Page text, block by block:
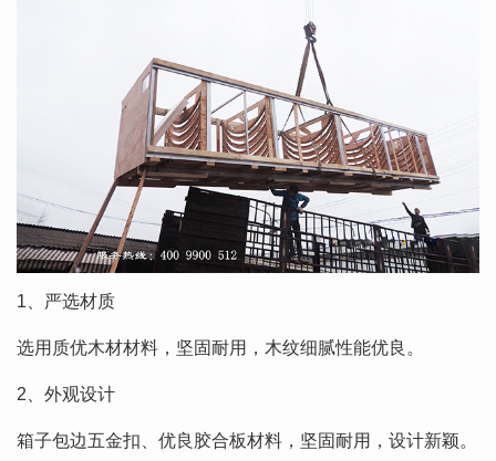
1、严选材质
选用质优木材材料，坚固耐用，木纹细腻性能优良。
2、外观设计
箱子包边五金扣、优良胶合板材料，坚固耐用，设计新颖。